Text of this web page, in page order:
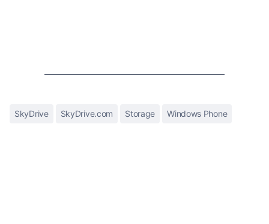
SkyDrive SkyDrive.com Storage Windows Phone